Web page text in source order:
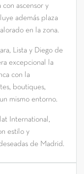
con ascensor y
además plaza
en la zona.
Lista y Diego de
excepcional la
con la
boutiques,
mismo entorno.
International,
estilo y
de Madrid.